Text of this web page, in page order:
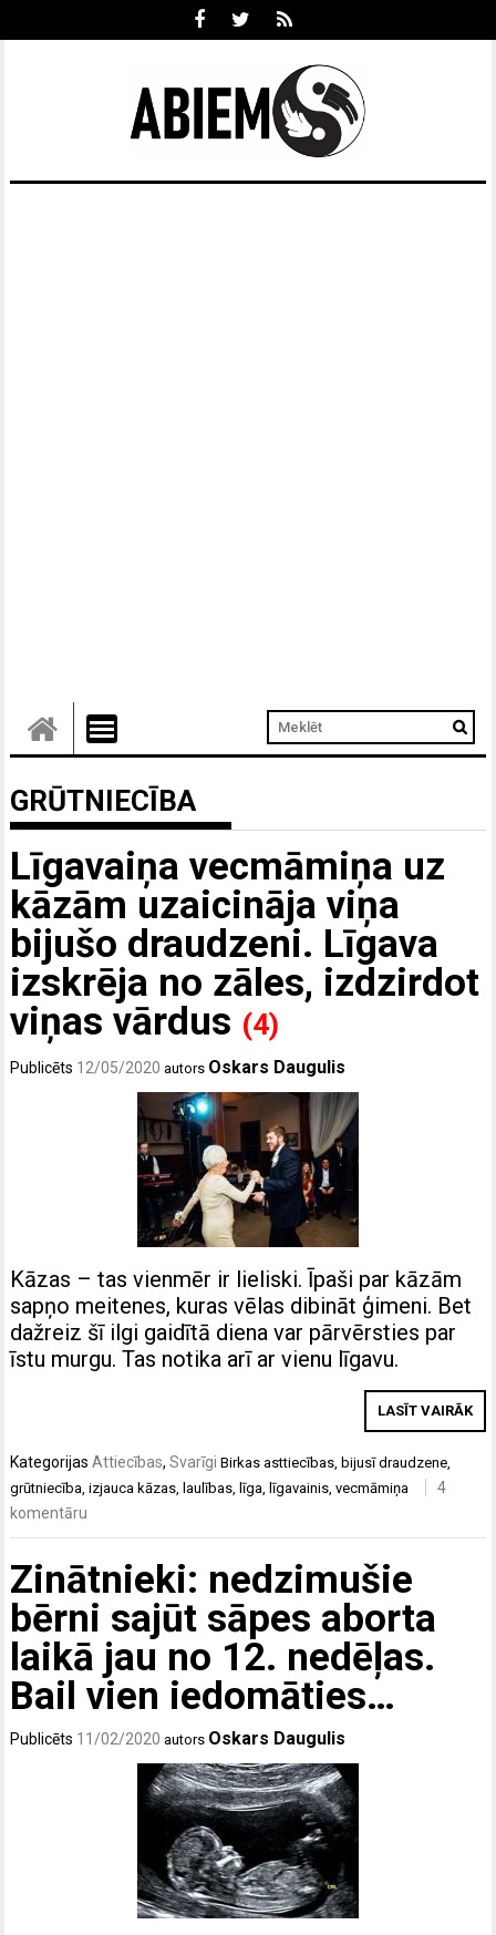
GRŪTNIECĪBA
Līgavaiņa vecmāmiņa uz
kāzām uzaicināja viņa
bijušo draudzeni. Līgava
izskrēja no zāles, izdzirdot
viņas vārdus (4)
Publicēts 12/05/2020 autors Oskars Daugulis
Kāzas – tas vienmēr ir lieliski. Īpaši par kāzām
sapņo meitenes, kuras vēlas dibināt ģimeni. Bet
dažreiz šī ilgi gaidītā diena var pārvērsties par
īstu murgu. Tas notika arī ar vienu līgavu.
LASĪT VAIRĀK
KategorijasAttiecības,Svarīgi Birkasasttiecības, bijusī draudzene,
grūtniecība,izjauca kāzas, laulības, līga, līgavainis,vecmāmiņa
4
komentāru
Zinātnieki: nedzimušie
bērni sajūt sāpes aborta
laikā jau no 12. nedēļas.
Bail vien iedomāties…
Publicēts 11/02/2020 autors Oskars Daugulis